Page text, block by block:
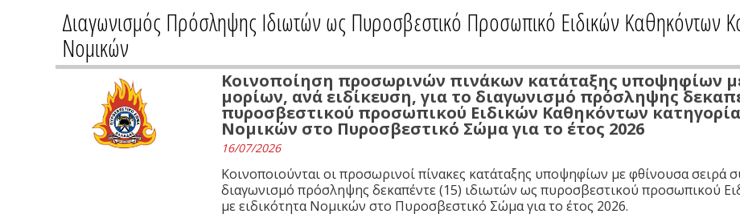
Διαγωνισμός Πρόσληψης Ιδιωτών ως Πυροσβεστικό Προσωπικό Ειδικών Καθηκόντων
Νομικών
Κοινοποίηση προσωρινών πινάκων κατάταξης υποψηφίων
μορίων, ανά ειδίκευση, για το διαγωνισμό πρόσληψης
πυροσβεστικού προσωπικού Ειδικών Καθηκόντων
Νομικών στο Πυροσβεστικό Σώμα για το έτος 2026
16/07/2026
Κοινοποιούνται οι προσωρινοί πίνακες κατάταξης υποψηφίων με φθίνουσα σειρά
διαγωνισμό πρόσληψης δεκαπέντε (15) ιδιωτών ως πυροσβεστικού προσωπικού
με ειδικότητα Νομικών στο Πυροσβεστικό Σώμα για το έτος 2026.